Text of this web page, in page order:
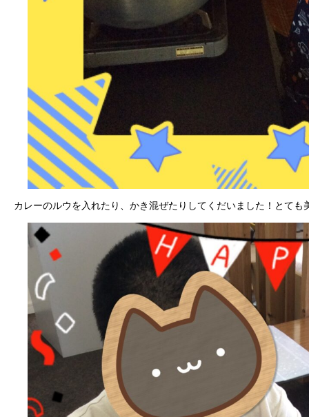
カレーのルウを入れたり、かき混ぜたりしてくだいました！とて